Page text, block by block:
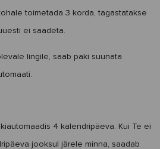
toimetada 3 korda, tagastatakse
ei saadeta.
lingile, saab paki suunata
4 kalendripäeva. Kui Te ei
jooksul järele minna, saadab